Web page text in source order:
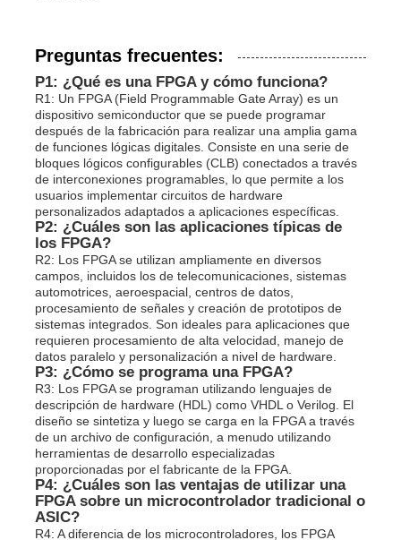
Preguntas frecuentes:
P1: ¿Qué es una FPGA y cómo funciona?
R1: Un FPGA (Field Programmable Gate Array) es un
dispositivo semiconductor que se puede programar
después de la fabricación para realizar una amplia gama
de funciones lógicas digitales. Consiste en una serie de
bloques lógicos configurables (CLB) conectados a través
de interconexiones programables, lo que permite a los
usuarios implementar circuitos de hardware
personalizados adaptados a aplicaciones específicas.
P2: ¿Cuáles son las aplicaciones típicas de
los FPGA?
R2: Los FPGA se utilizan ampliamente en diversos
campos, incluidos los de telecomunicaciones, sistemas
automotrices, aeroespacial, centros de datos,
procesamiento de señales y creación de prototipos de
sistemas integrados. Son ideales para aplicaciones que
requieren procesamiento de alta velocidad, manejo de
datos paralelo y personalización a nivel de hardware.
P3: ¿Cómo se programa una FPGA?
R3: Los FPGA se programan utilizando lenguajes de
descripción de hardware (HDL) como VHDL o Verilog. El
diseño se sintetiza y luego se carga en la FPGA a través
de un archivo de configuración, a menudo utilizando
herramientas de desarrollo especializadas
proporcionadas por el fabricante de la FPGA.
P4: ¿Cuáles son las ventajas de utilizar una
FPGA sobre un microcontrolador tradicional o
ASIC?
R4: A diferencia de los microcontroladores, los FPGA